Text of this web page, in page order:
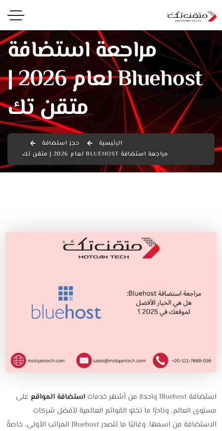
مراجعة استضافة
Bluehost لعام 2026 |
متقن تك
الرئيسية
حجز استضافة
مراجعة استضافة BLUEHOST لعام 2026 | متقن تك
استضافة Bluehost واحدة من أشهر خدمات استضافة المواقع على
مستوى العالم، ونادرًا ما تخلو القوائم العالمية لأفضل شركات
الاستضافة من اسمها. وغالبًا ما تتصدر Bluehost المراتب الأولى، خاصةً